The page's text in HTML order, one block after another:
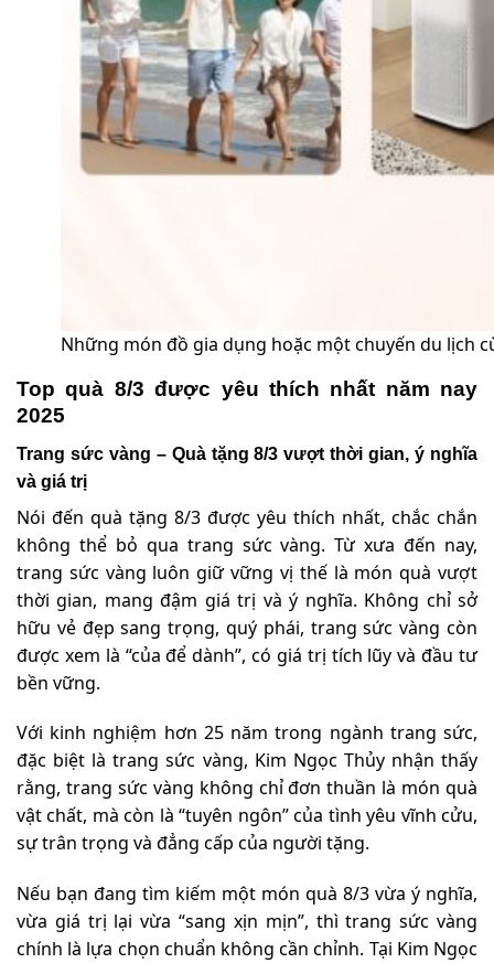
Những món đồ gia dụng hoặc một chuyến du lịch
Top quà 8/3 được yêu thích nhất năm nay
2025
Trang sức vàng – Quà tặng 8/3 vượt thời gian, ý nghĩa
và giá trị
Nói đến quà tặng 8/3 được yêu thích nhất, chắc chắn
không thể bỏ qua trang sức vàng. Từ xưa đến nay,
trang sức vàng luôn giữ vững vị thế là món quà vượt
thời gian, mang đậm giá trị và ý nghĩa. Không chỉ sở
hữu vẻ đẹp sang trọng, quý phái, trang sức vàng còn
được xem là “của để dành”, có giá trị tích lũy và đầu tư
bền vững.
Với kinh nghiệm hơn 25 năm trong ngành trang sức,
đặc biệt là trang sức vàng, Kim Ngọc Thủy nhận thấy
rằng, trang sức vàng không chỉ đơn thuần là món quà
vật chất, mà còn là “tuyên ngôn” của tình yêu vĩnh cửu,
sự trân trọng và đẳng cấp của người tặng.
Nếu bạn đang tìm kiếm một món quà 8/3 vừa ý nghĩa,
vừa giá trị lại vừa “sang xịn mịn”, thì trang sức vàng
chính là lựa chọn chuẩn không cần chỉnh. Tại Kim Ngọc